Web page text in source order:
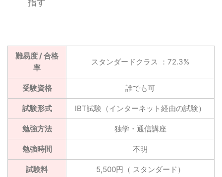
難易度 / 合格
率
スタンダードクラス ：72.3%
受験資格 誰でも可
試験形式 IBT試験（インターネット経由の試験）
勉強方法 独学・通信講座
勉強時間 不明
試験料 5,500円（ スタンダード）